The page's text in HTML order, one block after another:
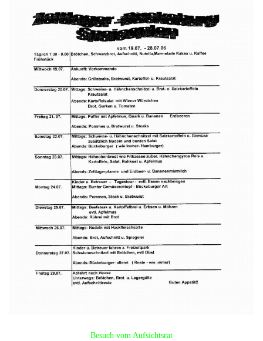
Besuch vom Aufsichtsrat